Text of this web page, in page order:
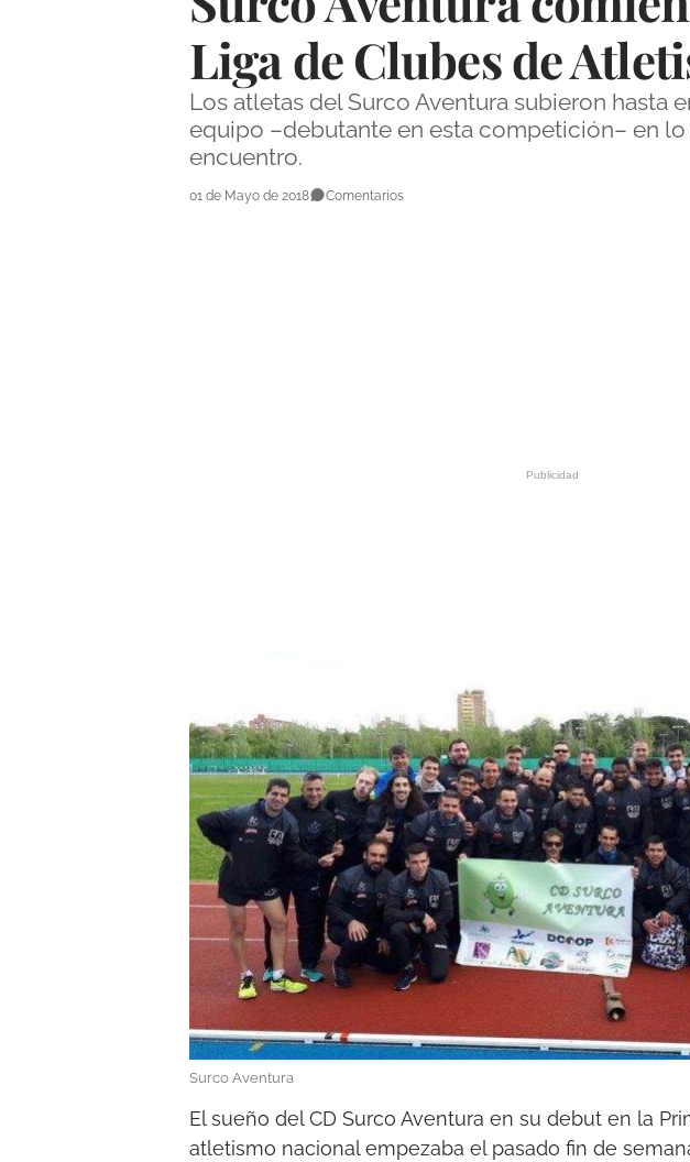
Liga de Clubes de
Los atletas del Surco Aventura subieron hasta
equipo –debutante en esta competición– en
encuentro.
01 de Mayo de 2018 Comentarios
Surco Aventura
El sueño del CD Surco Aventura en su debut en la
atletismo nacional empezaba el pasado fin de